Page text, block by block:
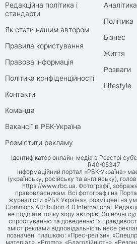
Редакційна політика і
стандарти
Як стати нашим автором
Правила користування
Правова інформація
Політика конфіденційності
Контакти
Команда
Вакансії в РБК-Україна
Розмістити рекламу
Аналітика
Політика
Бізнес
Життя
Розваги
Lifestyle
Ідентифікатор онлайн-медіа в Реєстрі
R40-05347
Інформаційний портал «РБК-Україна»
(українську, російську та англійську),
https://www.rbc.ua. Фотографії,
правовласникам. Всі фотографії на
журналісти «РБК-Україна», розміщені на
Commons Attribution 4.0 International.
не поділяти точку зору авторів. Оціночні
спростуванню та доведенню їх
зміст реклами відповідальність несе
позначені плашкою: «Прес-релізи»,
матеріал», «Promo», «Благодійність»,